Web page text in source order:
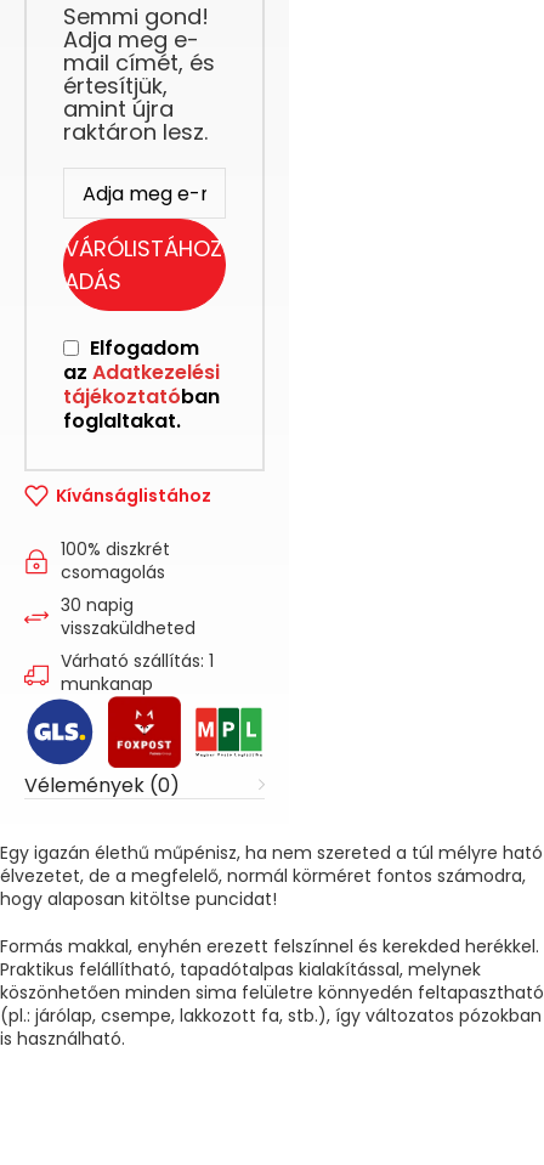
Semmi gond!
Adja meg e-
mail címét, és
értesítjük,
amint újra
raktáron lesz.
VÁRÓLISTÁHOZ
ADÁS
Elfogadom
az Adatkezelési
tájékoztatóban
foglaltakat.
Kívánságlistához
100% diszkrét
csomagolás
30 napig
visszaküldheted
Várható szállítás: 1
munkanap
Vélemények (0)
Egy igazán élethű műpénisz, ha nem szereted a túl mélyre ható
élvezetet, de a megfelelő, normál körméret fontos számodra,
hogy alaposan kitöltse puncidat!
Formás makkal, enyhén erezett felszínnel és kerekded herékkel.
Praktikus felállítható, tapadótalpas kialakítással, melynek
köszönhetően minden sima felületre könnyedén feltapasztható
(pl.: járólap, csempe, lakkozott fa, stb.), így változatos pózokban
is használható.